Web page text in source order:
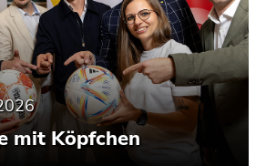
mit Köpfchen